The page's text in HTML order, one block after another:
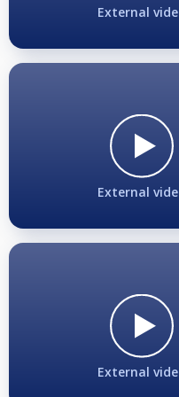
1. Platz 40%, 2. Platz 30%, 3. + 4.
einzusetzen, um Verzögerungen
aber auch durch die beteiligten
werden. Ein Zeitnehmer wird
Einhaltung des Zeitlimits (nach
Ca. 300€* für das Side Event
Masters Finalturnier am Ende der
Side Event - An/Aus im 10-Ball -
Beginn: ca. 22:00 Uhr,
Während der Monday Masters
Masters Teilnehmer noch extra
Anmeldung kostet 2€
für das Side-Event kommen
External
External
External